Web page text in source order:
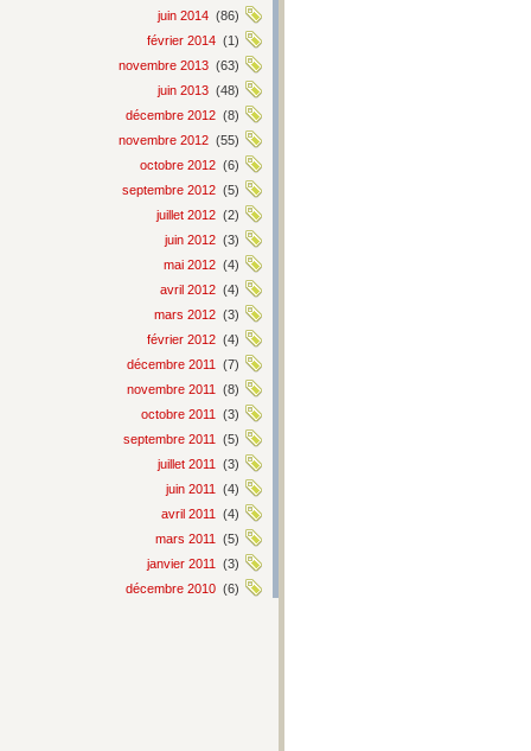
juin 2014 (86)
février 2014 (1)
novembre 2013 (63)
juin 2013 (48)
décembre 2012 (8)
novembre 2012 (55)
octobre 2012 (6)
septembre 2012 (5)
juillet 2012 (2)
juin 2012 (3)
mai 2012 (4)
avril 2012 (4)
mars 2012 (3)
février 2012 (4)
décembre 2011
(7)
novembre 2011
(8)
octobre 2011
(3)
septembre 2011
(5)
juillet 2011
(3)
juin 2011
(4)
avril 2011
(4)
mars 2011
(5)
janvier 2011
(3)
décembre 2010 (6)